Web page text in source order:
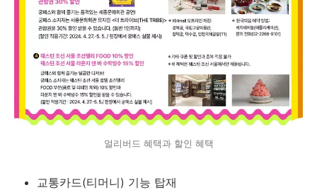
얼리버드 혜택과 할인 혜택
교통카드(티머니) 기능 탑재